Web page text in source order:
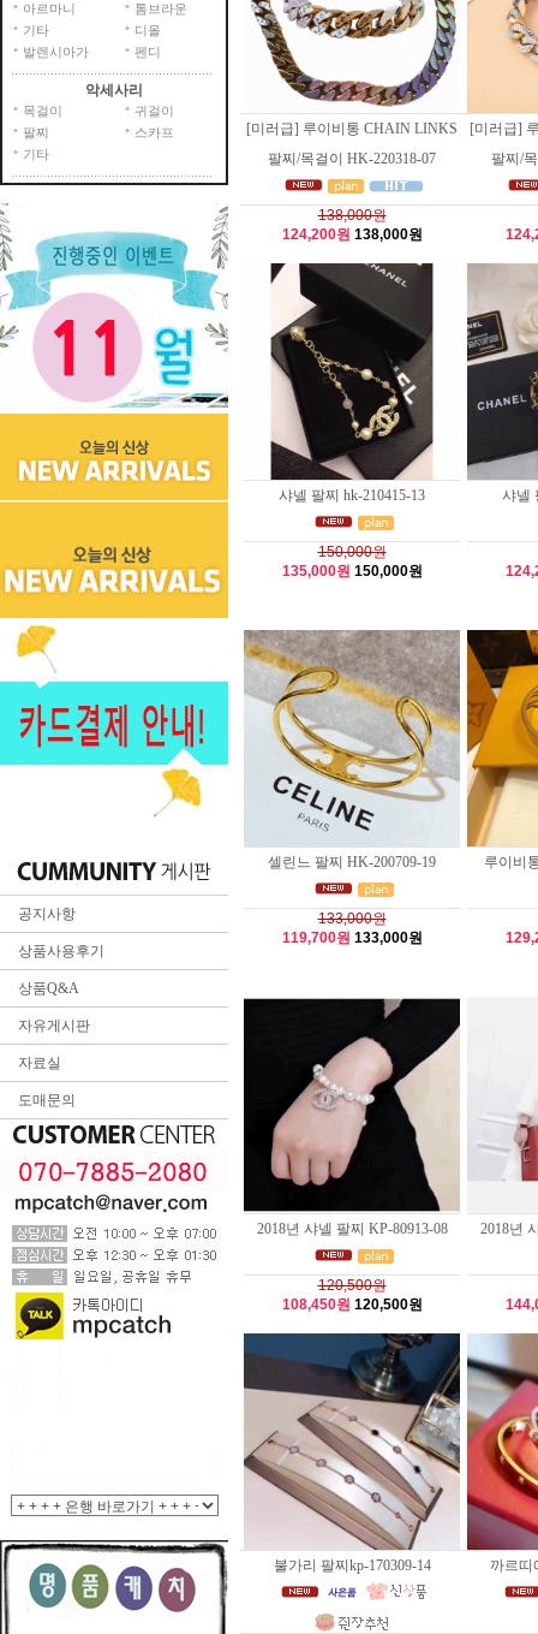
아르마니
톰브라운
기타
디올
발렌시아가
펜디
악세사리
목걸이
귀걸이
팔찌
스카프
기타
공지사항
상품사용후기
상품Q&A
자유게시판
자료실
도매문의
[미러급] 루이비통 CHAIN LINKS
팔찌/목걸이 HK-220318-07
138,000원
124,200원 138,000원
[미러급]
팔찌/
샤넬 팔찌 hk-210415-13
150,000원
135,000원 150,000원
샤넬
셀린느 팔찌 HK-200709-19
133,000원
119,700원 133,000원
루이비
2018년 샤넬 팔찌 KP-80913-08
120,500원
108,450원 120,500원
2018년
불가리 팔찌kp-170309-14 까르띠